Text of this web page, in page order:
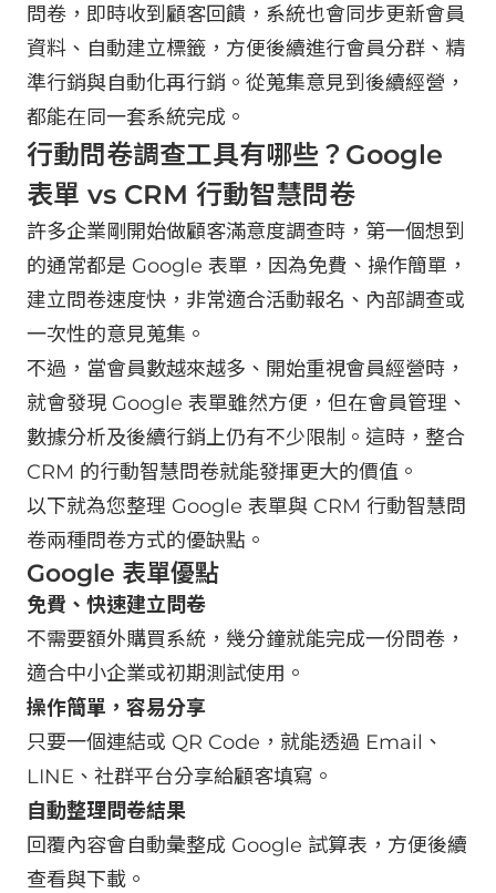
問卷，即時收到顧客回饋，系統也會同步更新會員
資料、自動建立標籤，方便後續進行會員分群、精
準行銷與自動化再行銷。從蒐集意見到後續經營，
都能在同一套系統完成。
行動問卷調查工具有哪些？Google
表單 vs CRM 行動智慧問卷
許多企業剛開始做顧客滿意度調查時，第一個想到
的通常都是 Google 表單，因為免費、操作簡單，
建立問卷速度快，非常適合活動報名、內部調查或
一次性的意見蒐集。
不過，當會員數越來越多、開始重視會員經營時，
就會發現 Google 表單雖然方便，但在會員管理、
數據分析及後續行銷上仍有不少限制。這時，整合
CRM 的行動智慧問卷就能發揮更大的價值。
以下就為您整理 Google 表單與 CRM 行動智慧問
卷兩種問卷方式的優缺點。
Google 表單優點
免費、快速建立問卷
不需要額外購買系統，幾分鐘就能完成一份問卷，
適合中小企業或初期測試使用。
操作簡單，容易分享
只要一個連結或 QR Code，就能透過 Email、
LINE、社群平台分享給顧客填寫。
自動整理問卷結果
回覆內容會自動彙整成 Google 試算表，方便後續
查看與下載。